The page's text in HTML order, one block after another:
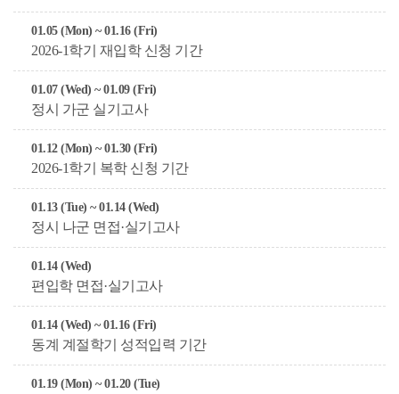
01.05 (Mon) ~ 01.16 (Fri)
2026-1학기 재입학 신청 기간
01.07 (Wed) ~ 01.09 (Fri)
정시 가군 실기고사
01.12 (Mon) ~ 01.30 (Fri)
2026-1학기 복학 신청 기간
01.13 (Tue) ~ 01.14 (Wed)
정시 나군 면접·실기고사
01.14 (Wed)
편입학 면접·실기고사
01.14 (Wed) ~ 01.16 (Fri)
동계 계절학기 성적입력 기간
01.19 (Mon) ~ 01.20 (Tue)